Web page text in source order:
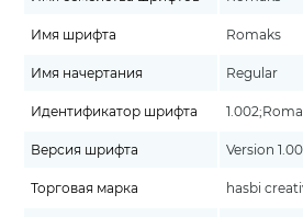
Имя шрифта Romaks
Имя начертания Regular
Идентификатор шрифта
Версия шрифта Version
Торговая марка hasbi